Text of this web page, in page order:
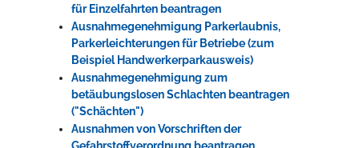
für Einzelfahrten beantragen
Ausnahmegenehmigung Parkerlaubnis,
Parkerleichterungen für Betriebe (zum
Beispiel Handwerkerparkausweis)
Ausnahmegenehmigung zum
betäubungslosen Schlachten beantragen
("Schächten")
Ausnahmen von Vorschriften der